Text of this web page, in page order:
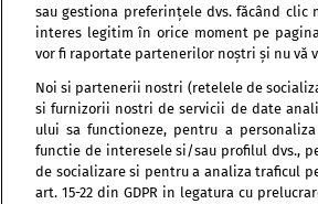
Termeni si conditii de utilizare
sau gestiona preferințele dvs. făcând
interes legitim în orice moment pe
vor fi raportate partenerilor noștri și nu vă
Noi si partenerii nostri (retelele de
si furnizorii nostri de servicii de date
ului sa functioneze, pentru a
functie de interesele si/sau profilul dvs.,
de socializare si pentru a analiza traficul
art. 15-22 din GDPR in legatura cu